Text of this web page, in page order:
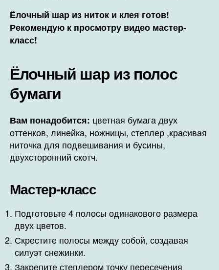
Ёлочный шар из ниток и клея готов!
Рекомендую к просмотру видео мастер-
класс!
Ёлочный шар из полос
бумаги
Вам понадобится: цветная бумага двух
оттенков, линейка, ножницы, степлер ,красивая
ниточка для подвешивания и бусины,
двухсторонний скотч.
Мастер-класс
Подготовьте 4 полосы одинакового размера
двух цветов.
Скрестите полосы между собой, создавая
силуэт снежинки.
Закрепите степлером точку пересечения